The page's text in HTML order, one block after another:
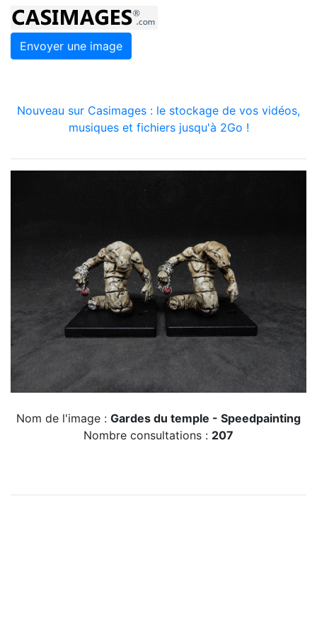
Envoyer une image
Nouveau sur Casimages : le stockage de vos vidéos,
musiques et fichiers jusqu'à 2Go !
Nom de l'image : Gardes du temple - Speedpainting
Nombre consultations : 207